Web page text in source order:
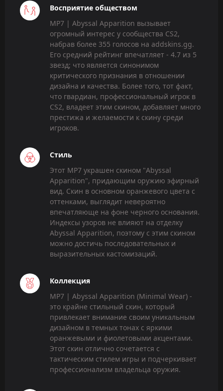
Восприятие обществом
MP7 | Abyssal Apparition вызывает
огромный интерес у сообщества CS2,
набрав более 355 голосов на addskins.gg.
Его средний рейтинг впечатляет - 4.7 из 5
звезд; что является синонимом
критического признания в отношении
дизайна и качества. Более того, тот факт,
что гвардиан, профессиональный игрок в
CS2, владеет этим скином, добавляет много
престижа и желаемости к скину среди
игроков.
Стиль
Этот MP7 украшен скином "Abyssal
Apparition", придающим оружию эфирный
вид. Скин в основном оранжевого цвета с
оттенками, выглядит невероятно
впечатляюще на фоне черного основания.
Индексы узоров не влияют на отделку
Abyssal Apparition, поэтому с этим скином
можно достичь последовательных и
выразительных кастомизаций.
Коллекция
MP7 | Abyssal Apparition (Minimal Wear) -
это крайне стильный скин, который
привлекает внимание своим уникальным
дизайном в темных тонах с яркими
оранжевыми и фиолетовыми акцентами.
Этот скин отлично сочетается с
тактическим стилем игры и подчеркивает
профессионализм владельца оружия.